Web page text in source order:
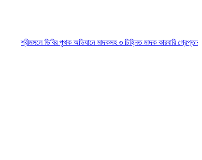
শ্রীমঙ্গলে ডিবির পৃথক অভিযানে মাদকসহ ৩ চিহ্নিত মাদক কারবারি গ্রেপ্তার